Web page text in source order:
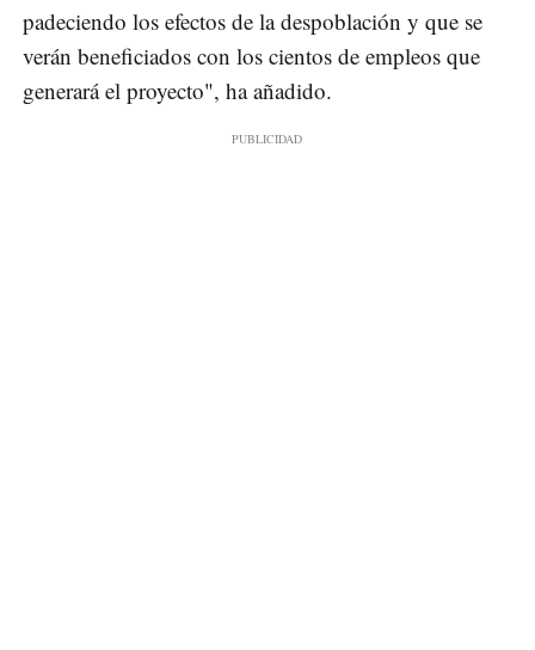
padeciendo los efectos de la despoblación y que se
verán beneficiados con los cientos de empleos que
generará el proyecto", ha añadido.